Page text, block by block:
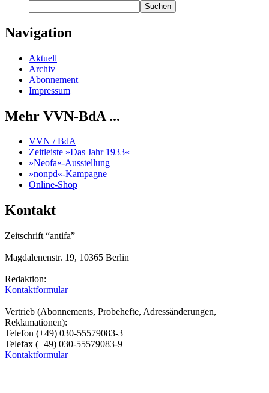
Suchen
Navigation
Aktuell
Archiv
Abonnement
Impressum
Mehr VVN-BdA ...
VVN / BdA
Zeitleiste »Das Jahr 1933«
»Neofa«-Ausstellung
»nonpd«-Kampagne
Online-Shop
Kontakt
Zeitschrift “antifa”
Magdalenenstr. 19, 10365 Berlin
Redaktion:
Kontaktformular
Vertrieb (Abonnements, Probehefte, Adressänderungen,
Reklamationen):
Telefon (+49) 030-55579083-3
Telefax (+49) 030-55579083-9
Kontaktformular